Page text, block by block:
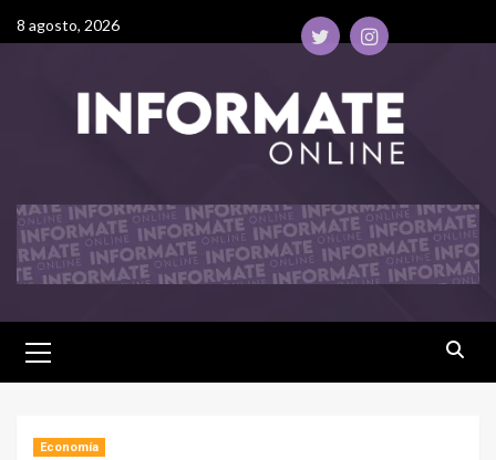
8 agosto, 2026
Economía